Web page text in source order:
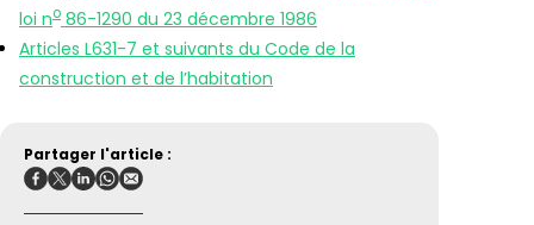
loi no 86-1290 du 23 décembre 1986
Articles L631-7 et suivants du Code de la
construction et de l’habitation
Partager l'article :